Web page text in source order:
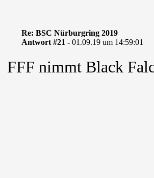
Re: BSC Nürburgring 2019
Antwort #21 - 01.09.19 um 14:59:01
FFF nimmt Black